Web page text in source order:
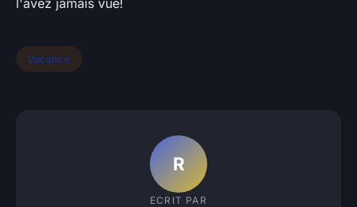
l'avez jamais vue!
Vacance
R
ECRIT PAR